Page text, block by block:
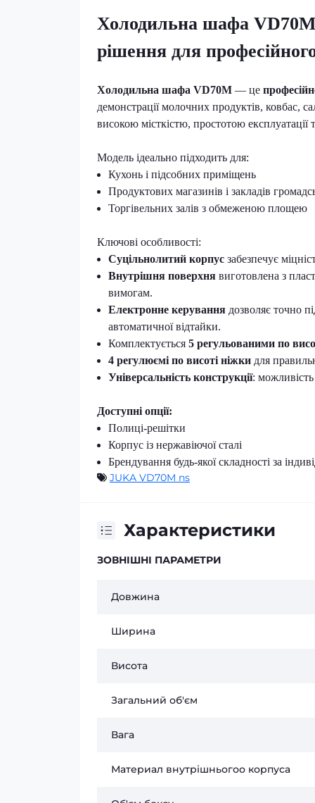
Холодильна шафа
рішення для
Холодильна шафа VD70M — це
демонстрації молочних продуктів, ковбас,
високою місткістю, простотою експлуатації
Модель ідеально підходить для:
Кухонь і підсобних приміщень
Продуктових магазинів і закладів
Торгівельних залів з обмеженою площею
Ключові особливості:
Суцільнолитий корпус забезпечує
Внутрішня поверхня виготовлена з
вимогам.
Електронне керування дозволяє точно
автоматичної відтайки.
Комплектується 5 регульованими по
4 регулюємі по висоті ніжки для
Універсальність конструкції:
Доступні опції:
Полиці-решітки
Корпус із нержавіючої сталі
Брендування будь-якої складності за
JUKA VD70M ns
Характеристики
ЗОВНІШНІ ПАРАМЕТРИ
Довжина
Ширина
Висота
Загальний об'єм
Вага
Материал внутрішньогоо корпуса